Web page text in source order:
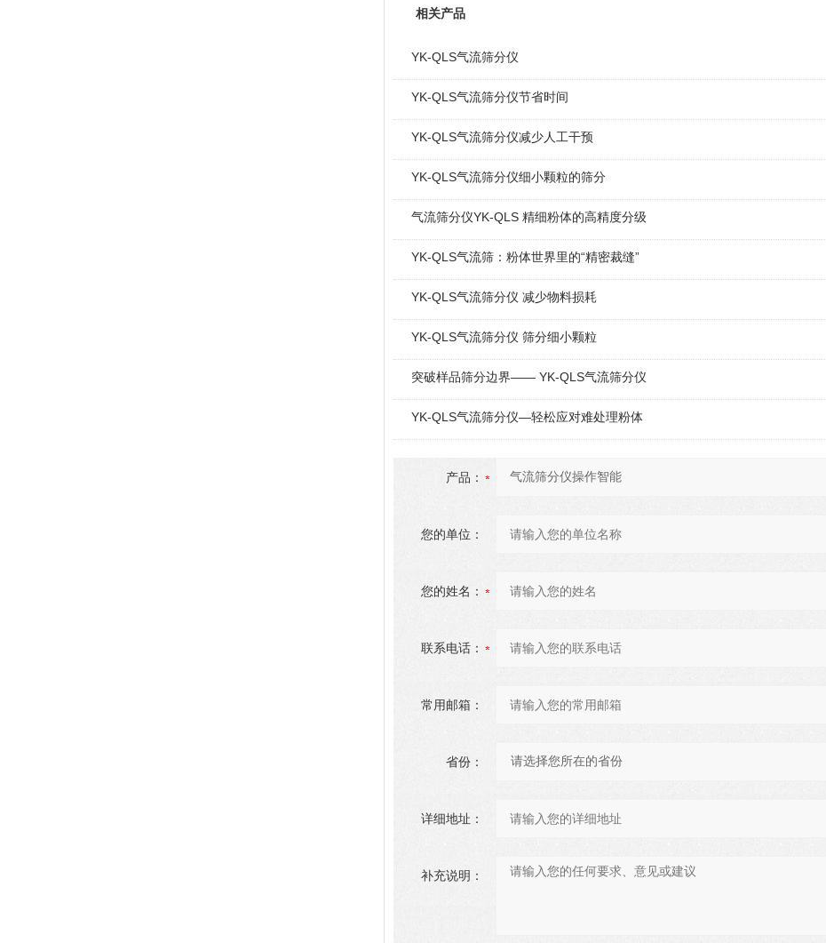
相关产品
YK-QLS气流筛分仪
YK-QLS气流筛分仪节省时间
YK-QLS气流筛分仪减少人工干预
YK-QLS气流筛分仪细小颗粒的筛分
气流筛分仪YK-QLS 精细粉体的高精度分级
YK-QLS气流筛：粉体世界里的“精密裁缝”
YK-QLS气流筛分仪 减少物料损耗
YK-QLS气流筛分仪 筛分细小颗粒
突破样品筛分边界—— YK-QLS气流筛分仪
YK-QLS气流筛分仪—轻松应对难处理粉体
产品：
您的单位：
您的姓名：
联系电话：
常用邮箱：
省份：
详细地址：
补充说明：